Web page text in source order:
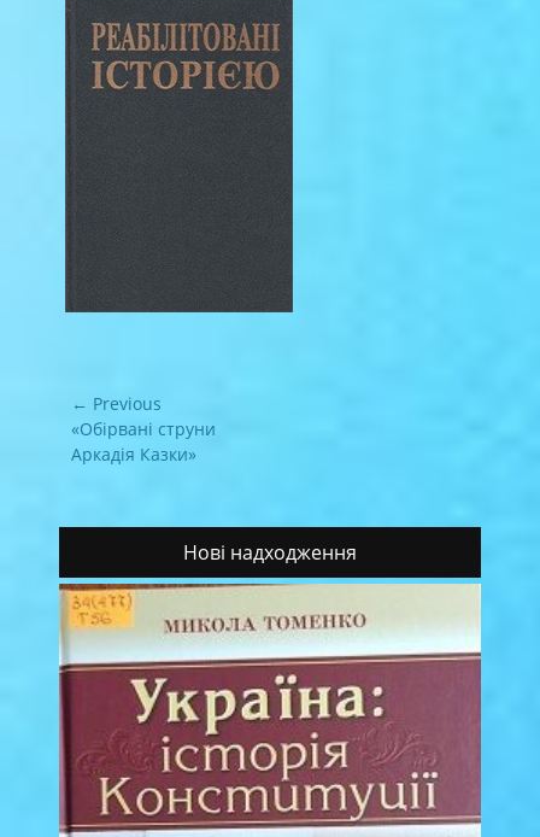
Навігація
записів
← Previous
Previous
post:
«Обірвані струни
Аркадія Казки»
Нові надходження